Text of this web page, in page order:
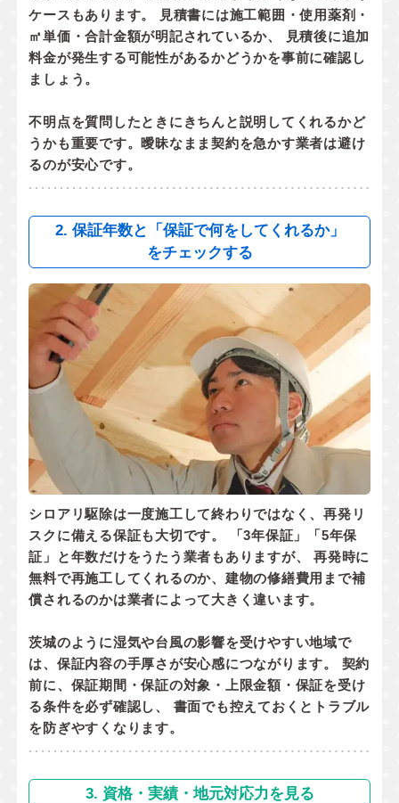
ケースもあります。 見積書には施工範囲・使用薬剤・
㎡単価・合計金額が明記されているか、
見積後に追加
料金が発生する可能性があるかどうかを事前に確認し
ましょう。
不明点を質問したときにきちんと説明してくれるかど
うかも重要です。曖昧なまま契約を急かす業者は避け
るのが安心です。
2. 保証年数と「保証で何をしてくれるか」
をチェックする
シロアリ駆除は一度施工して終わりではなく、再発リ
スクに備える保証も大切です。 「3年保証」「5年保
証」と年数だけをうたう業者もありますが、 再発時に
無料で再施工してくれるのか、 建物の修繕費用まで補
償されるのかは業者によって大きく違います。
茨城のように湿気や台風の影響を受けやすい地域で
は、保証内容の手厚さが安心感につながります。 契約
前に、 保証期間・保証の対象・上限金額・保証を受け
る条件を必ず確認し、 書面でも控えておくとトラブル
を防ぎやすくなります。
3. 資格・実績・地元対応力を見る